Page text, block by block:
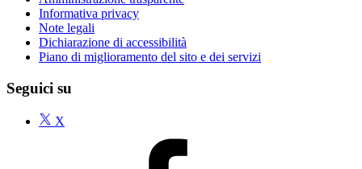
Informativa privacy
Note legali
Dichiarazione di accessibilità
Piano di miglioramento del sito e dei servizi
Seguici su
X